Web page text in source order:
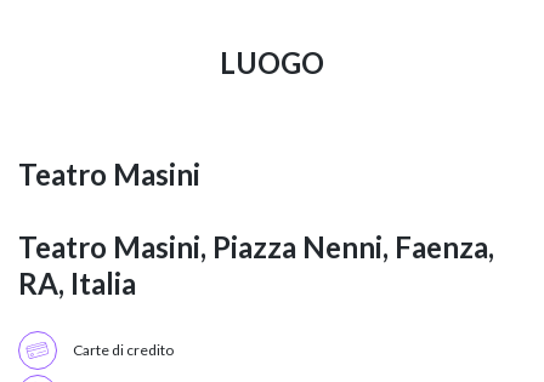
LUOGO
Teatro Masini
Teatro Masini, Piazza Nenni, Faenza,
RA, Italia
Carte di credito